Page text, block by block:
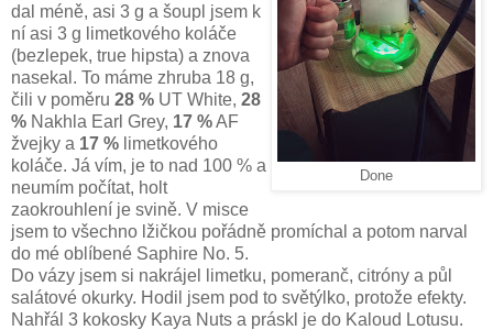
Done
dal méně, asi 3 g a šoupl jsem k
ní asi 3 g limetkového koláče
(bezlepek, true hipsta) a znova
nasekal. To máme zhruba 18 g,
čili v poměru 28 % UT White, 28
% Nakhla Earl Grey, 17 %AF
žvejky a 17 % limetkového
koláče. Já vím, je to nad 100 % a
neumím počítat, holt
zaokrouhlení je svině. V misce
jsem to všechno lžičkou pořádně promíchal a potom narval
do mé oblíbené Saphire No. 5.
Do vázy jsem si nakrájel limetku, pomeranč, citróny a půl
salátové okurky. Hodil jsem pod to světýlko, protože efekty.
Nahřál 3 kokosky Kaya Nuts a práskl je do Kaloud Lotusu.